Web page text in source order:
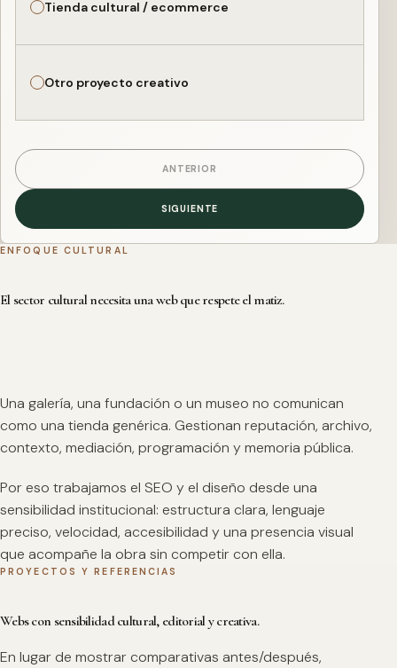
Tienda cultural / ecommerce
Otro proyecto creativo
ANTERIOR
SIGUIENTE
ENFOQUE CULTURAL
El sector cultural necesita una web que respete el matiz.
Una galería, una fundación o un museo no comunican
como una tienda genérica. Gestionan reputación, archivo,
contexto, mediación, programación y memoria pública.
Por eso trabajamos el SEO y el diseño desde una
sensibilidad institucional: estructura clara, lenguaje
preciso, velocidad, accesibilidad y una presencia visual
que acompañe la obra sin competir con ella.
PROYECTOS Y REFERENCIAS
Webs con sensibilidad cultural, editorial y creativa.
En lugar de mostrar comparativas antes/después,